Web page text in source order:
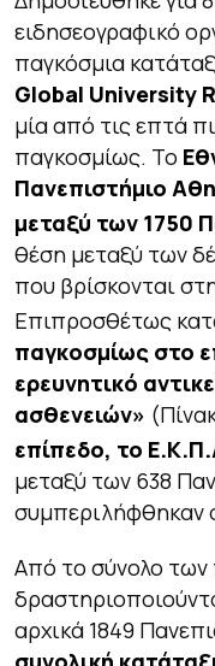
ειδησεογραφικό
παγκόσμια
Global University
μία από τις επτά
παγκοσμίως. Το
Πανεπιστήμιο
μεταξύ των 1750
θέση μεταξύ των
που βρίσκονται
Επιπροσθέτως
παγκοσμίως στο
ερευνητικό
ασθενειών»
επίπεδο, το
μεταξύ των 638
συμπεριλήφθηκαν
Από το σύνολο
αρχικά 1849